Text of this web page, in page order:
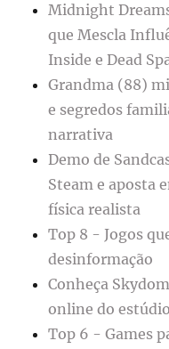
Midnight
que Mescla
Inside e Dead
Grandma (88)
e segredos
narrativa
Demo de
Steam e aposta
física realista
Top 8 - Jogos
desinformação
Conheça
online do
Top 6 - Games